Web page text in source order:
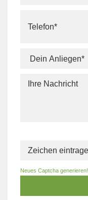
Neues Captcha generieren!